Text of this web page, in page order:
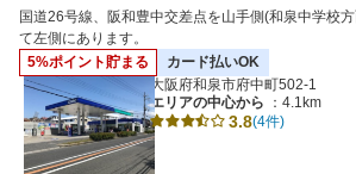
閉じる
国道26号線、阪和豊中交差点を山手側(和泉中学校
て左側にあります。
5%ポイント貯まる
カード払いOK
大阪府和泉市府中町502-1
エリアの中心から
：4.1km
3.8(4件)